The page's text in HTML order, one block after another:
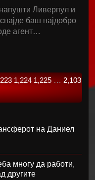
Ливерпул и
баш најдобро
агент…
1,224 1,225 … 2,103
на Даниел
многу да работи,
другите